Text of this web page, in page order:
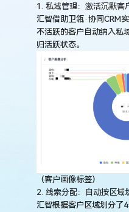
1. 私域管理：激活沉默客
汇智借助卫瓴·协同CRM
不活跃的客户自动纳入私
归活跃状态。
（客户画像标签）
2. 线索分配：自动按区域
汇智根据客户区域划分了4